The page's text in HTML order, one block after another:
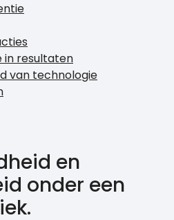
in resultaten
van technologie
en
onder een